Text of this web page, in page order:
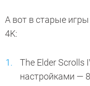
А вот в старые
4K:
The Elder Scrolls
настройками —